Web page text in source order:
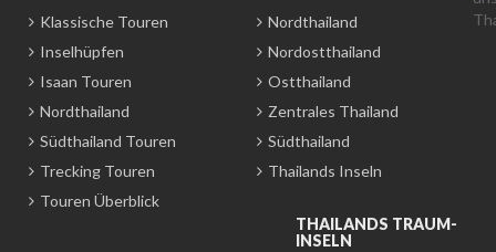
Klassische Touren
Inselhüpfen
Isaan Touren
Nordthailand
Südthailand Touren
Trecking Touren
Touren Überblick
Nordthailand
Nordostthailand
Ostthailand
Zentrales Thailand
Südthailand
Thailands Inseln
THAILANDS TRAUM-
INSELN